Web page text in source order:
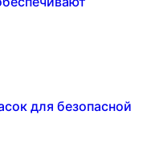
для безопасной